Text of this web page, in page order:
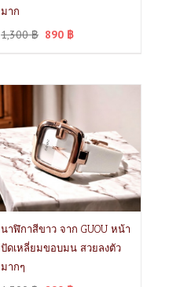
มาก
1,300฿ 890 ฿
นาฬิกาสีขาว จาก GUOU หน้า
ปัดเหลี่ยมขอบมน สวยลงตัว
มากๆ